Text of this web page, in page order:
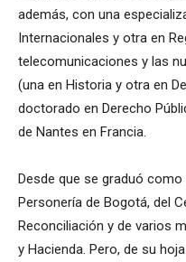
además, con una
Internacionales y otra en
telecomunicaciones y las
(una en Historia y otra en
doctorado en Derecho
de Nantes en Francia.
Desde que se graduó
Personería de Bogotá, del
Reconciliación y de varios
y Hacienda. Pero, de su